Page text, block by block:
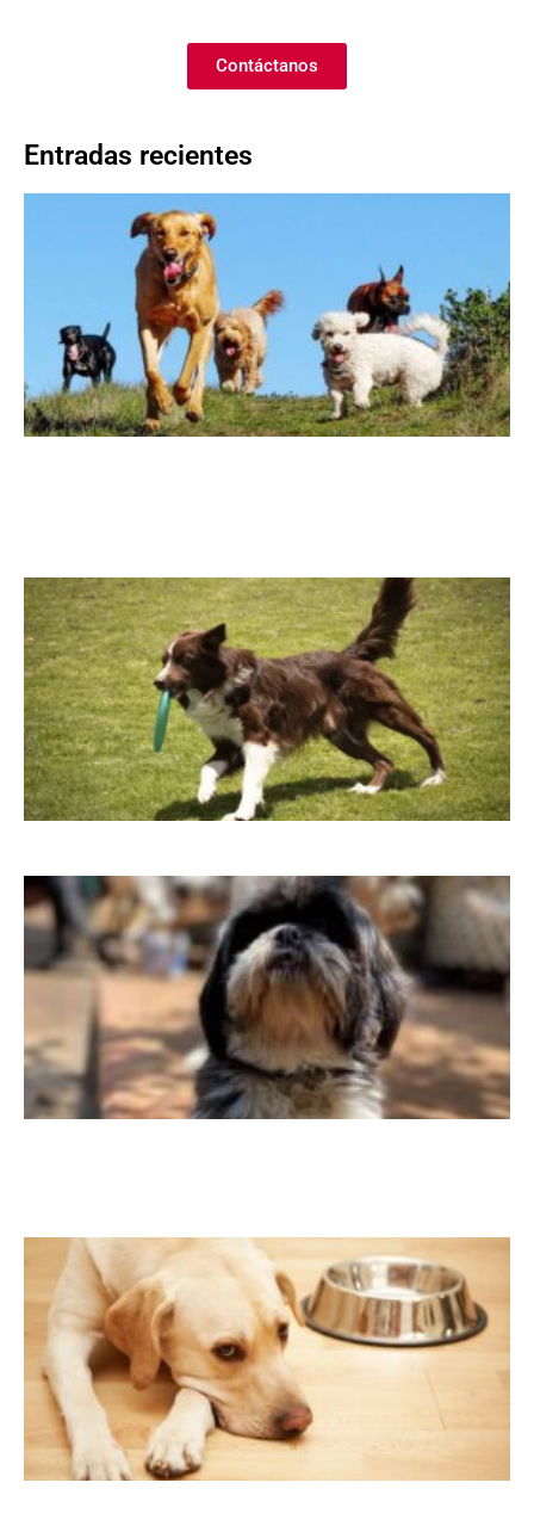
Contáctanos
Entradas recientes